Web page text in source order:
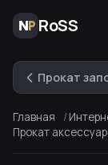
RoSS
Прокат
Главная
Прокат